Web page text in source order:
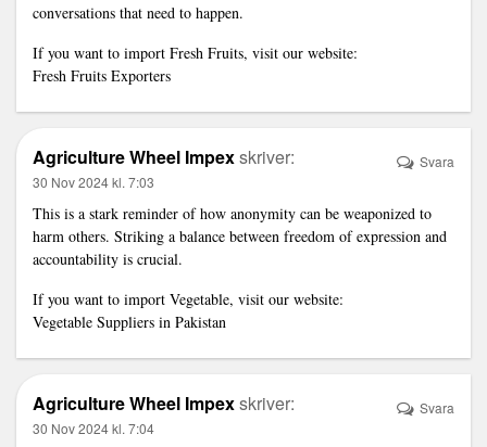
conversations that need to happen.
If you want to import Fresh Fruits, visit our website:
Fresh Fruits Exporters
Agriculture Wheel Impexskriver:
30 Nov 2024 kl. 7:03
This is a stark reminder of how anonymity can be weaponized to
harm others. Striking a balance between freedom of expression and
accountability is crucial.
If you want to import Vegetable, visit our website:
Vegetable Suppliers in Pakistan
Svara
Agriculture Wheel Impexskriver:
30 Nov 2024 kl. 7:04
Svara